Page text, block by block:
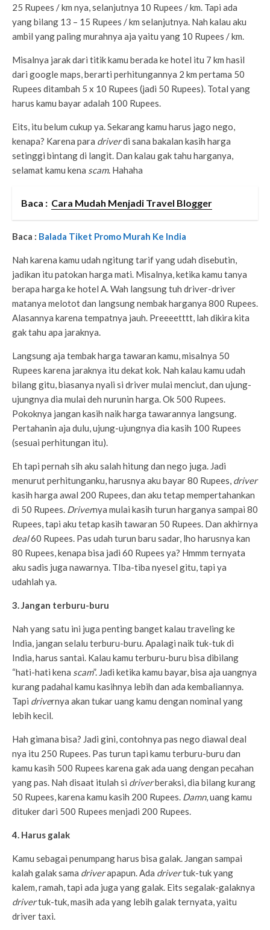
25 Rupees / km nya, selanjutnya 10 Rupees / km. Tapi ada
yang bilang 13 – 15 Rupees / km selanjutnya. Nah kalau aku
ambil yang paling murahnya aja yaitu yang 10 Rupees / km.
Misalnya jarak dari titik kamu berada ke hotel itu 7 km hasil
dari google maps, berarti perhitungannya 2 km pertama 50
Rupees ditambah 5 x 10 Rupees (jadi 50 Rupees). Total yang
harus kamu bayar adalah 100 Rupees.
Eits, itu belum cukup ya. Sekarang kamu harus jago nego,
kenapa? Karena para driverdi sana bakalan kasih harga
setinggi bintang di langit. Dan kalau gak tahu harganya,
selamat kamu kena scam. Hahaha
Baca : Cara Mudah Menjadi Travel Blogger
Baca : Balada Tiket Promo Murah Ke India
Nah karena kamu udah ngitung tarif yang udah disebutin,
jadikan itu patokan harga mati. Misalnya, ketika kamu tanya
berapa harga ke hotel A. Wah langsung tuh driver-driver
matanya melotot dan langsung nembak harganya 800 Rupees.
Alasannya karena tempatnya jauh. Preeeetttt, lah dikira kita
gak tahu apa jaraknya.
Langsung aja tembak harga tawaran kamu, misalnya 50
Rupees karena jaraknya itu dekat kok. Nah kalau kamu udah
bilang gitu, biasanya nyali si driver mulai menciut, dan ujung-
ujungnya dia mulai deh nurunin harga. Ok 500 Rupees.
Pokoknya jangan kasih naik harga tawarannya langsung.
Pertahanin aja dulu, ujung-ujungnya dia kasih 100 Rupees
(sesuai perhitungan itu).
Eh tapi pernah sih aku salah hitung dan nego juga. Jadi
menurut perhitunganku, harusnya aku bayar 80 Rupees, driver
kasih harga awal 200 Rupees, dan aku tetap mempertahankan
di 50 Rupees. Drivernya mulai kasih turun harganya sampai 80
Rupees, tapi aku tetap kasih tawaran 50 Rupees. Dan akhirnya
deal60 Rupees. Pas udah turun baru sadar, lho harusnya kan
80 Rupees, kenapa bisa jadi 60 Rupees ya? Hmmm ternyata
aku sadis juga nawarnya. TIba-tiba nyesel gitu, tapi ya
udahlah ya.
3. Jangan terburu-buru
Nah yang satu ini juga penting banget kalau traveling ke
India, jangan selalu terburu-buru. Apalagi naik tuk-tuk di
India, harus santai. Kalau kamu terburu-buru bisa dibilang
“hati-hati kena scam”. Jadi ketika kamu bayar, bisa aja uangnya
kurang padahal kamu kasihnya lebih dan ada kembaliannya.
Tapi drivernya akan tukar uang kamu dengan nominal yang
lebih kecil.
Hah gimana bisa? Jadi gini, contohnya pas nego diawal deal
nya itu 250 Rupees. Pas turun tapi kamu terburu-buru dan
kamu kasih 500 Rupees karena gak ada uang dengan pecahan
yang pas. Nah disaat itulah si driverberaksi, dia bilang kurang
50 Rupees, karena kamu kasih 200 Rupees. Damn, uang kamu
dituker dari 500 Rupees menjadi 200 Rupees.
4. Harus galak
Kamu sebagai penumpang harus bisa galak. Jangan sampai
kalah galak sama driverapapun. Ada drivertuk-tuk yang
kalem, ramah, tapi ada juga yang galak. Eits segalak-galaknya
drivertuk-tuk, masih ada yang lebih galak ternyata, yaitu
driver taxi.